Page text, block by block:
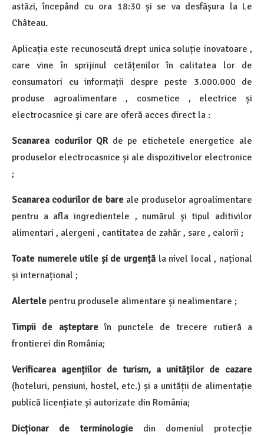
astăzi, începând cu ora 18:30 și se va desfășura la Le
Château.
Aplicația este recunoscută drept unica soluție inovatoare ,
care vine în sprijinul cetățenilor în calitatea lor de
consumatori cu informații despre peste 3.000.000 de
produse agroalimentare , cosmetice , electrice și
electrocasnice și care are oferă acces direct la :
Scanarea codurilor QR de pe etichetele energetice ale
produselor electrocasnice și ale dispozitivelor electronice
;
Scanarea codurilor de bareale produselor agroalimentare
pentru a afla ingredientele , numărul și tipul aditivilor
alimentari , alergeni , cantitatea de zahăr , sare , calorii ;
Toate numerele utile și de urgență la nivel local , național
și internațional ;
Alertele pentru produsele alimentare și nealimentare ;
Timpii de așteptareîn punctele de trecere rutieră a
frontierei din România;
Verificarea agențiilor de turism, a unităților de cazare
(hoteluri, pensiuni, hostel, etc.) și a unității de alimentație
publică licențiate și autorizate din România;
Dicționar de terminologie din domeniul protecție